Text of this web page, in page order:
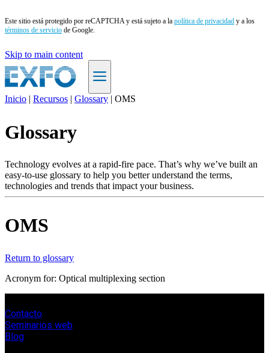
Este sitio está protegido por reCAPTCHA y está sujeto a la política de privacidad y a los
términos de servicio de Google.
Skip to main content
Productos
Asistencia
Servicios
Cómo
Recursos
Contacto
Corporate
Careers
Partners
Suppliers
Inicio | Recursos | Glossary | OMS
Glossary
Technology evolves at a rapid-fire pace. That’s why we’ve built an
easy-to-use glossary to help you better understand the terms,
technologies and trends that impact your business.
OMS
Return to glossary
Acronym for: Optical multiplexing section
Contacto
Seminarios web
Blog